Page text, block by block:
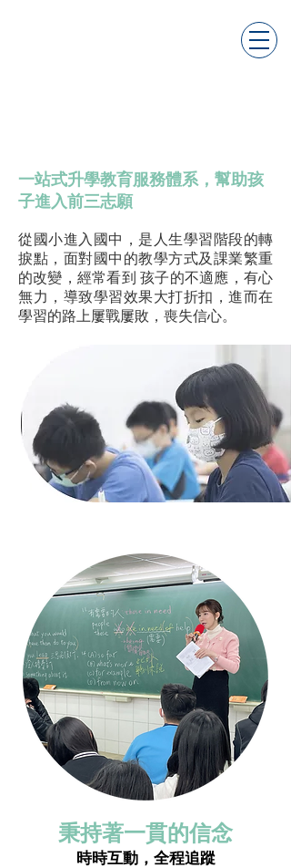
一站式升學教育服務體系，幫助孩
子進入前三志願
從國小進入國中，是人生學習階段的轉
捩點，面對國中的教學方式及課業繁重
的改變，經常看到 孩子的不適應，有心
無力，導致學習效果大打折扣，進而在
學習的路上屢戰屢敗，喪失信心。
秉持著一貫的信念
時時互動，全程追蹤